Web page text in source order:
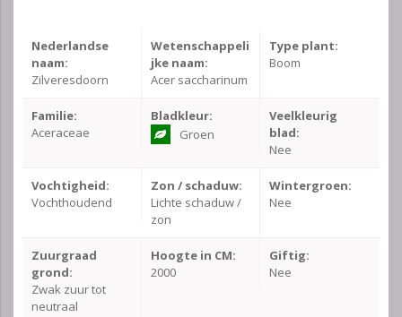
Nederlandse
naam:
Zilveresdoorn
Wetenschappeli
jke naam:
Acer saccharinum
Type plant:
Boom
Familie:
Aceraceae
Bladkleur:
Groen
Veelkleurig
blad:
Nee
Vochtigheid:
Vochthoudend
Zon / schaduw:
Lichte schaduw /
zon
Wintergroen:
Nee
Zuurgraad
grond:
Zwak zuur tot
neutraal
Hoogte in CM:
2000
Giftig:
Nee